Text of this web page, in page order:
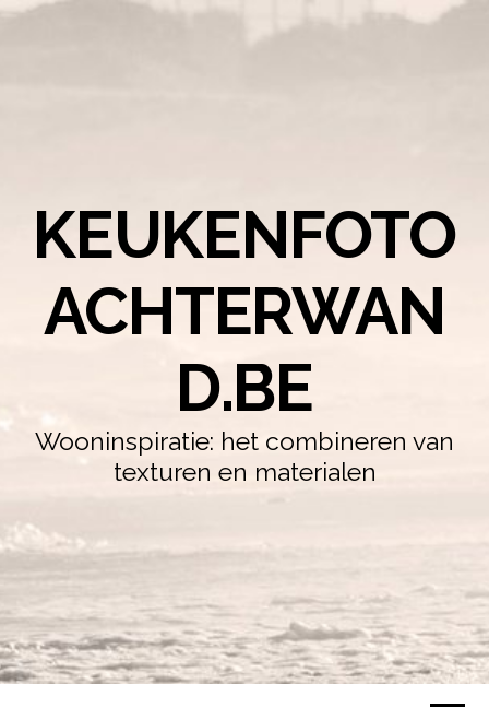
KEUKENFOTO
ACHTERWAN
D.BE
Wooninspiratie: het combineren van
texturen en materialen